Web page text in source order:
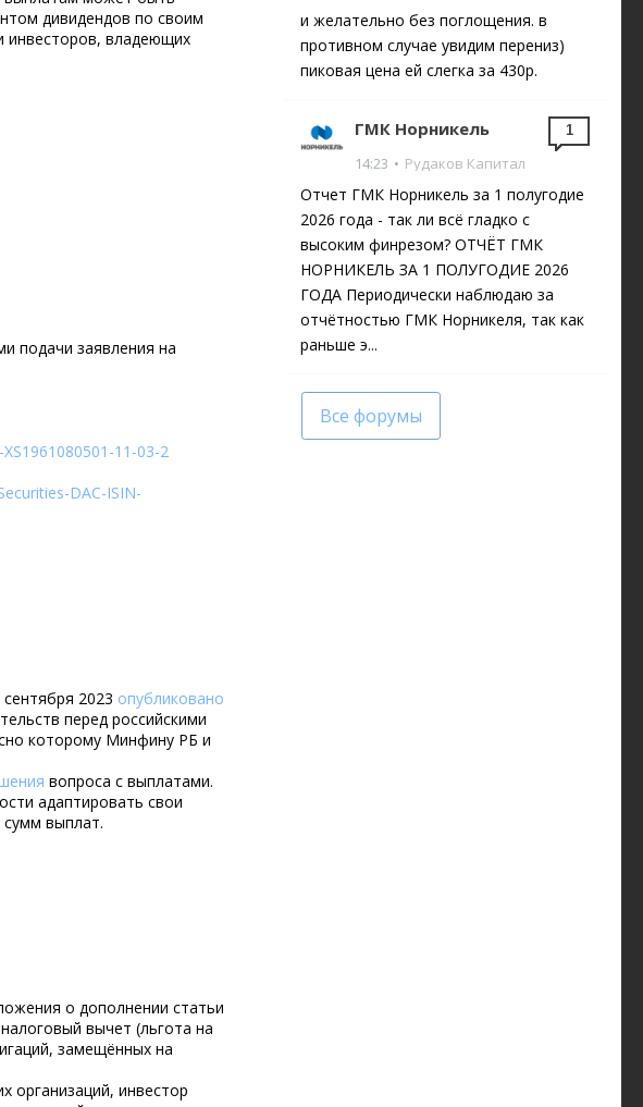
дивидендов по своим
инвесторов, владеющих
подачи заявления на
11-03-2
DAC-ISIN-
2023 опубликовано
перед российскими
которому Минфину РБ и
вопроса с выплатами.
адаптировать свои
сумм выплат.
о дополнении статьи
вычет (льгота на
замещённых на
организаций, инвестор
и желательно без поглощения. в
противном случае увидим перениз)
пиковая цена ей слегка за 430р.
ГМК Норникель
14:23 • Рудаков Капитал
Отчет ГМК Норникель за 1 полугодие
2026 года - так ли всë гладко с
высоким финрезом? ОТЧËТ ГМК
НОРНИКЕЛЬ ЗА 1 ПОЛУГОДИЕ 2026
ГОДА Периодически наблюдаю за
отчëтностью ГМК Норникеля, так как
раньше э...
1
Все форумы